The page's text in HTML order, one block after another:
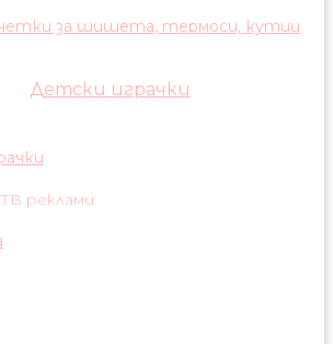
за шишета, термоси, кутии
Детски играчки
реклами